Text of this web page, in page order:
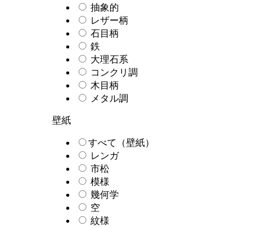
抽象的
レザー柄
石目柄
鉄
大理石系
コンクリ調
木目柄
メタル調
壁紙
すべて（壁紙）
レンガ
市松
模様
幾何学
空
紋様